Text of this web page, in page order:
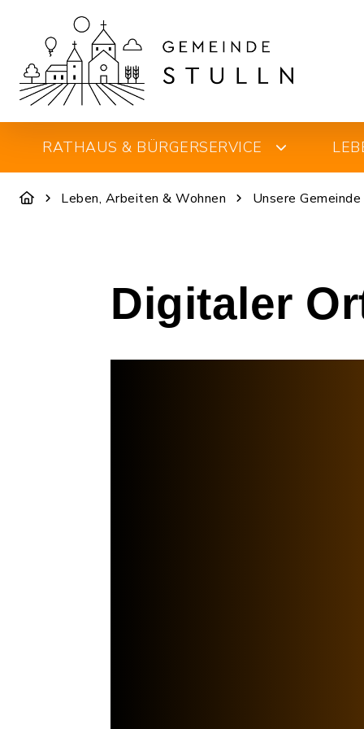
RATHAUS & BÜRGERSERVICE
Leben, Arbeiten & Wohnen Unsere Gemeinde
Digitaler